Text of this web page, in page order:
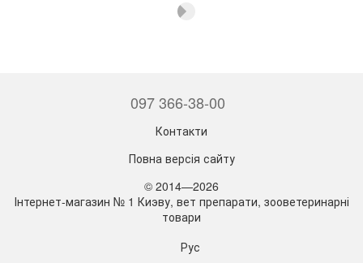
097 366-38-00
Контакти
Повна версія сайту
© 2014—2026
Інтернет-магазин № 1 Киэву, вет препарати, зооветеринарні
товари
Рус